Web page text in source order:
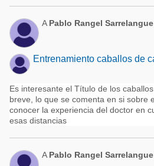
A Pablo Rangel Sarrelangue
Entrenamiento caballos de
Es interesante el Título de los
breve, lo que se comenta en si sobre
conocer la experiencia del doctor en
esas distancias
A Pablo Rangel Sarrelangue